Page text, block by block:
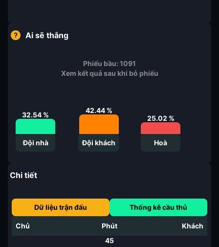
Ai sẽ thắng
Phiếu bầu: 1091
Xem kết quả sau khi bỏ phiếu
32.54 %
Đội nhà
42.44%
Đội khách
25.02 %
Hoà
Chi tiết
Dữ liệu trận đấu Thống kê cầu thủ
Chủ Phút
Khách
45